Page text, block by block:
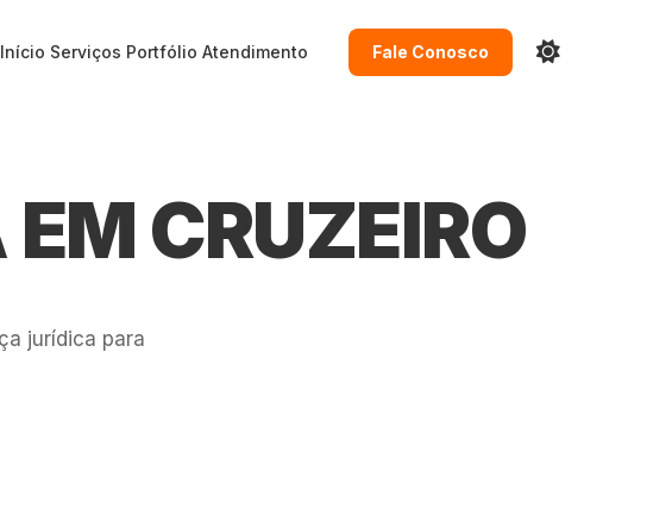
Início Serviços Portfólio Atendimento Fale Conosco
CRUZEIRO
jurídica para